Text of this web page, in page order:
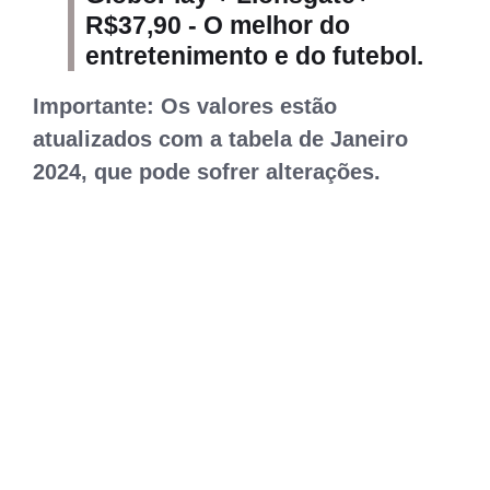
R$37,90 - O melhor do
entretenimento e do futebol.
Importante: Os valores estão
atualizados com a tabela de Janeiro
2024, que pode sofrer alterações.